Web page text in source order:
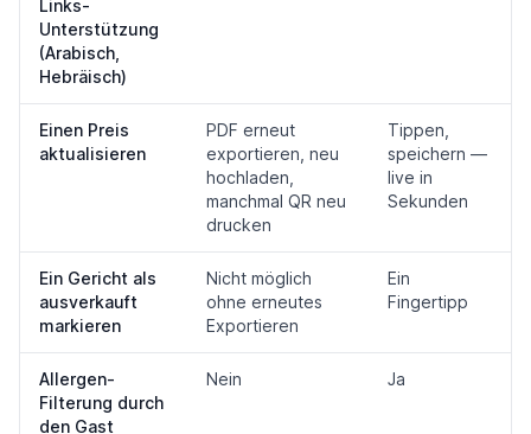
Links-
Unterstützung
(Arabisch,
Hebräisch)
Einen Preis
aktualisieren
PDF erneut
exportieren, neu
hochladen,
manchmal QR neu
drucken
Tippen,
speichern —
live in
Sekunden
Ein Gericht als
ausverkauft
markieren
Nicht möglich
ohne erneutes
Exportieren
Ein
Fingertipp
Allergen-
Filterung durch
den Gast
Nein Ja